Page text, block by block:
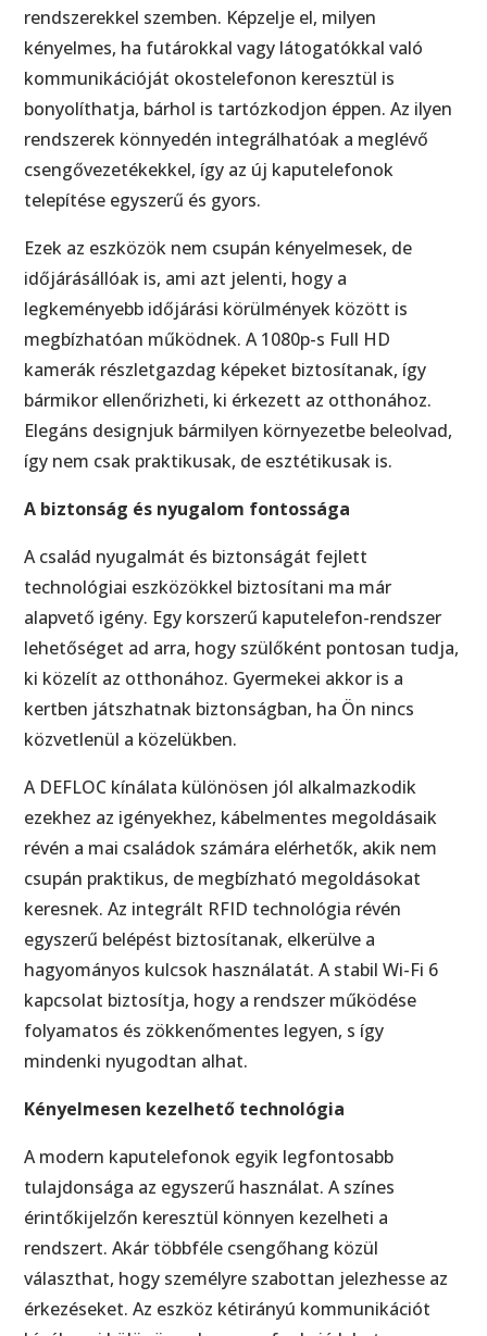
rendszerekkel szemben. Képzelje el, milyen
kényelmes, ha futárokkal vagy látogatókkal való
kommunikációját okostelefonon keresztül is
bonyolíthatja, bárhol is tartózkodjon éppen. Az ilyen
rendszerek könnyedén integrálhatóak a meglévő
csengővezetékekkel, így az új kaputelefonok
telepítése egyszerű és gyors.
Ezek az eszközök nem csupán kényelmesek, de
időjárásállóak is, ami azt jelenti, hogy a
legkeményebb időjárási körülmények között is
megbízhatóan működnek. A 1080p-s Full HD
kamerák részletgazdag képeket biztosítanak, így
bármikor ellenőrizheti, ki érkezett az otthonához.
Elegáns designjuk bármilyen környezetbe beleolvad,
így nem csak praktikusak, de esztétikusak is.
A biztonság és nyugalom fontossága
A család nyugalmát és biztonságát fejlett
technológiai eszközökkel biztosítani ma már
alapvető igény. Egy korszerű kaputelefon-rendszer
lehetőséget ad arra, hogy szülőként pontosan tudja,
ki közelít az otthonához. Gyermekei akkor is a
kertben játszhatnak biztonságban, ha Ön nincs
közvetlenül a közelükben.
A DEFLOC kínálata különösen jól alkalmazkodik
ezekhez az igényekhez, kábelmentes megoldásaik
révén a mai családok számára elérhetők, akik nem
csupán praktikus, de megbízható megoldásokat
keresnek. Az integrált RFID technológia révén
egyszerű belépést biztosítanak, elkerülve a
hagyományos kulcsok használatát. A stabil Wi-Fi 6
kapcsolat biztosítja, hogy a rendszer működése
folyamatos és zökkenőmentes legyen, s így
mindenki nyugodtan alhat.
Kényelmesen kezelhető technológia
A modern kaputelefonok egyik legfontosabb
tulajdonsága az egyszerű használat. A színes
érintőkijelzőn keresztül könnyen kezelheti a
rendszert. Akár többféle csengőhang közül
választhat, hogy személyre szabottan jelezhesse az
érkezéseket. Az eszköz kétirányú kommunikációt